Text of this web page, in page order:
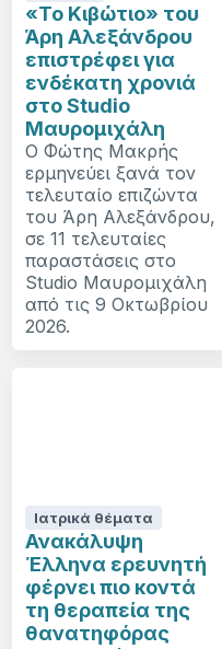
«Το Κιβώτιο» του
Άρη Αλεξάνδρου
επιστρέφει για
ενδέκατη χρονιά
στο Studio
Μαυρομιχάλη
Ο Φώτης Μακρής
ερμηνεύει ξανά τον
τελευταίο επιζώντα
του Άρη Αλεξάνδρου,
σε 11 τελευταίες
παραστάσεις στο
Studio Μαυρομιχάλη
από τις 9 Οκτωβρίου
2026.
Ιατρικά θέματα
Ανακάλυψη
Έλληνα ερευνητή
φέρνει πιο κοντά
τη θεραπεία της
θανατηφόρας